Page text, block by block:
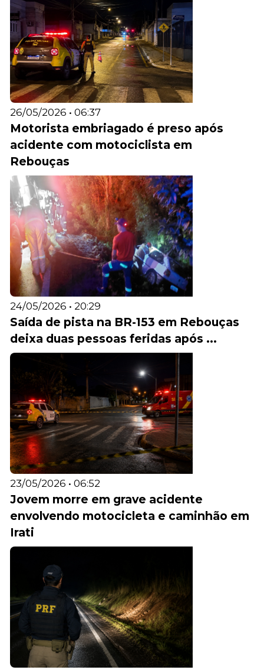
26/05/2026 • 06:37
Motorista embriagado é preso após
acidente com motociclista em
Rebouças
24/05/2026 • 20:29
Saída de pista na BR-153 em Rebouças
deixa duas pessoas feridas após ...
23/05/2026 • 06:52
Jovem morre em grave acidente
envolvendo motocicleta e caminhão em
Irati